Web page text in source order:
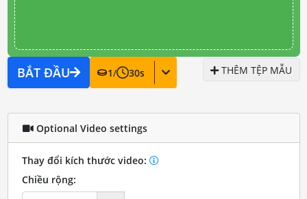
BẮT ĐẦU 1/ 30s THÊM TỆP MẪU
Optional Video settings
Thay đổi kích thước video:
Chiều rộng: